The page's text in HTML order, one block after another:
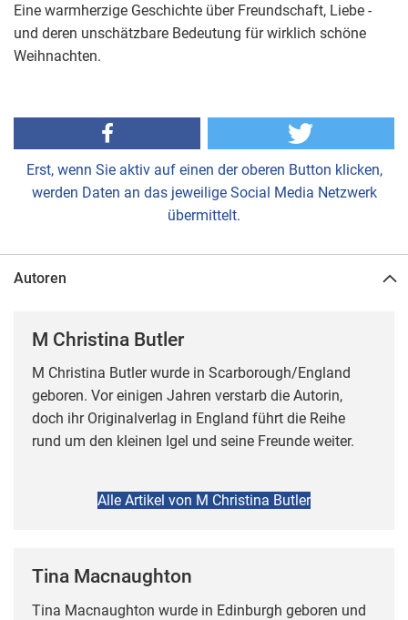
Eine warmherzige Geschichte über Freundschaft, Liebe -
und deren unschätzbare Bedeutung für wirklich schöne
Weihnachten.
Erst, wenn Sie aktiv auf einen der oberen Button klicken,
werden Daten an das jeweilige Social Media Netzwerk
übermittelt.
Autoren
M Christina Butler
M Christina Butler wurde in Scarborough/England
geboren. Vor einigen Jahren verstarb die Autorin,
doch ihr Originalverlag in England führt die Reihe
rund um den kleinen Igel und seine Freunde weiter.
Alle Artikel von M Christina Butler
Tina Macnaughton
Tina Macnaughton wurde in Edinburgh geboren und